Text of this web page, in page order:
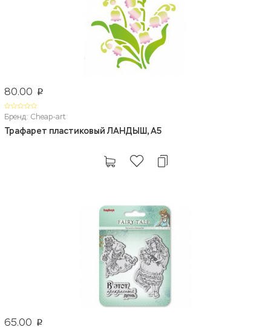
80.00 p
Бренд: Cheap-art
Трафарет пластиковый ЛАНДЫШ, А5
65.00 p